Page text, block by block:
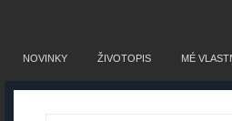
NOVINKY ŽIVOTOPIS MÉ